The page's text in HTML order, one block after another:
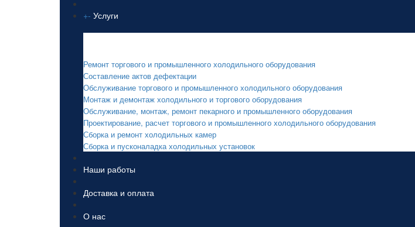
+- Услуги
Ремонт торгового и промышленного холодильного оборудования
Составление актов дефектации
Обслуживание торгового и промышленного холодильного оборудования
Монтаж и демонтаж холодильного и торгового оборудования
Обслуживание, монтаж, ремонт пекарного и промышленного оборудования
Проектирование, расчет торгового и промышленного холодильного оборудования
Сборка и ремонт холодильных камер
Сборка и пусконаладка холодильных установок
Наши работы
Доставка и оплата
О нас